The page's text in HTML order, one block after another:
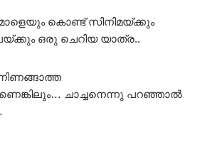
കൊണ്ട് സിനിമയ്ക്കും
ഒരു ചെറിയ യാത്ര..
ചാച്ചനെന്നു പറഞ്ഞാൽ